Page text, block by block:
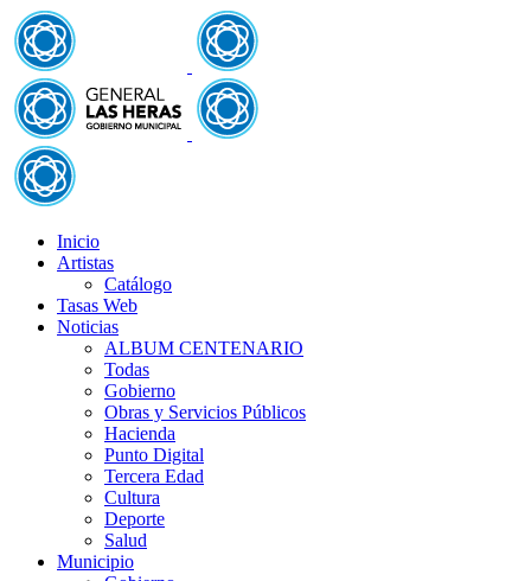
Inicio
Artistas
Catálogo
Tasas Web
Noticias
ALBUM CENTENARIO
Todas
Gobierno
Obras y Servicios Públicos
Hacienda
Punto Digital
Tercera Edad
Cultura
Deporte
Salud
Municipio